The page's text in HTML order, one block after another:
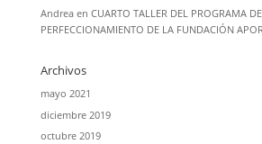
Andreaen CUARTO TALLER DEL PROGRAMA DE
PERFECCIONAMIENTO DE LA FUNDACIÓN
Archivos
mayo 2021
diciembre 2019
octubre 2019